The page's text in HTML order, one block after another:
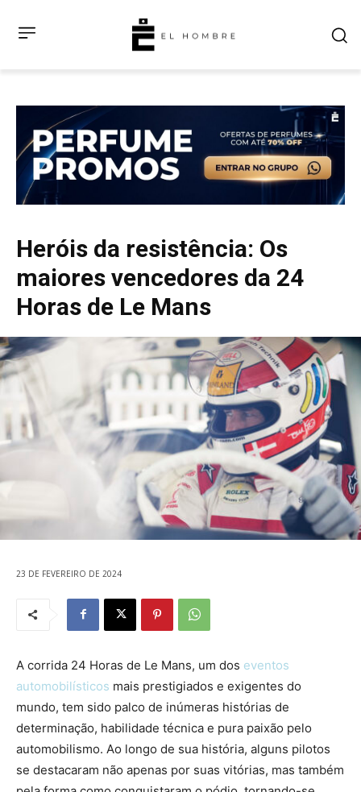
Heróis da resistência: Os
maiores vencedores da 24
Horas de Le Mans
23 DE FEVEREIRO DE 2024
A corrida 24 Horas de Le Mans, um dos eventos
automobilísticos mais prestigiados e exigentes do
mundo, tem sido palco de inúmeras histórias de
determinação, habilidade técnica e pura paixão pelo
automobilismo. Ao longo de sua história, alguns pilotos
se destacaram não apenas por suas vitórias, mas também